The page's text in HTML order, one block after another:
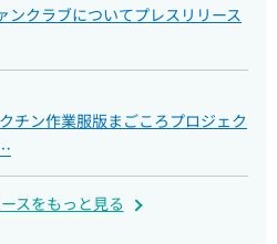
ンクラブについてプレスリリース
チン作業服版まごころプロジェク
スをもっと見る